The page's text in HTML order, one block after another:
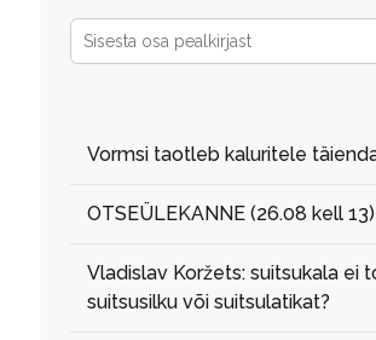
Sisesta osa pealkirjast
Vormsi taotleb kaluritele
OTSEÜLEKANNE (26.08 kell
Vladislav Koržets: suitsukala ei
suitsusilku või suitsulatikat?